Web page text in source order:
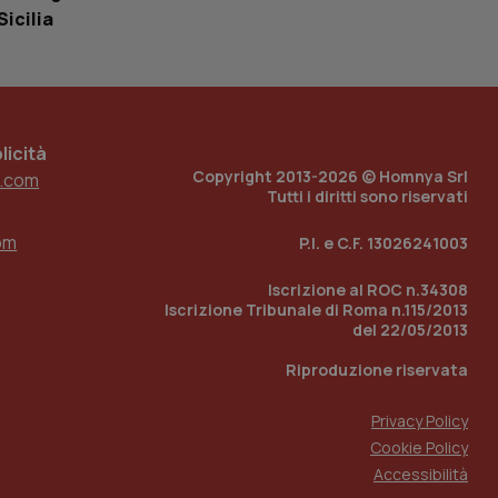
Copyright 2013-2026 © Homnya Srl
Tutti i diritti sono riservati
P.I. e C.F. 13026241003
Iscrizione al ROC n.34308
Iscrizione Tribunale di Roma n.115/2013
del 22/05/2013
Riproduzione riservata
Privacy Policy
Cookie Policy
Accessibilità
di accesso per
per mantenere
traccia
incorporati
del sito web sta
di